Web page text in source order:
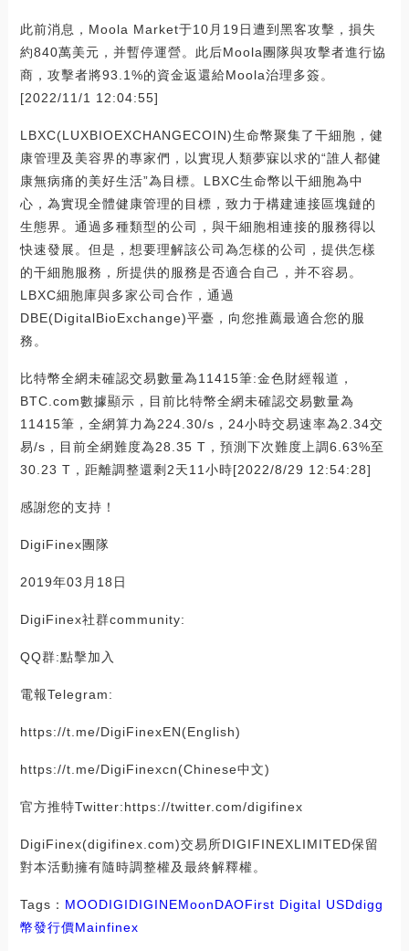
此前消息，Moola Market于10月19日遭到黑客攻擊，損失
約840萬美元，并暫停運營。此后Moola團隊與攻擊者進行協
商，攻擊者將93.1%的資金返還給Moola治理多簽。
[2022/11/1 12:04:55]
LBXC(LUXBIOEXCHANGECOIN)生命幣聚集了干細胞，健
康管理及美容界的專家們，以實現人類夢寐以求的“誰人都健
康無病痛的美好生活”為目標。LBXC生命幣以干細胞為中
心，為實現全體健康管理的目標，致力于構建連接區塊鏈的
生態界。通過多種類型的公司，與干細胞相連接的服務得以
快速發展。但是，想要理解該公司為怎樣的公司，提供怎樣
的干細胞服務，所提供的服務是否適合自己，并不容易。
LBXC細胞庫與多家公司合作，通過
DBE(DigitalBioExchange)平臺，向您推薦最適合您的服
務。
比特幣全網未確認交易數量為11415筆:金色財經報道，
BTC.com數據顯示，目前比特幣全網未確認交易數量為
11415筆，全網算力為224.30/s，24小時交易速率為2.34交
易/s，目前全網難度為28.35 T，預測下次難度上調6.63%至
30.23 T，距離調整還剩2天11小時[2022/8/29 12:54:28]
感謝您的支持！
DigiFinex團隊
2019年03月18日
DigiFinex社群community:
QQ群:點擊加入
電報Telegram:
https://t.me/DigiFinexEN(English)
https://t.me/DigiFinexcn(Chinese中文)
官方推特Twitter:https://twitter.com/digifinex
DigiFinex(digifinex.com)交易所DIGIFINEXLIMITED保留
對本活動擁有隨時調整權及最終解釋權。
Tags： MOODIGIDIGINEMoonDAOFirst Digital USDdigg
幣發行價Mainfinex